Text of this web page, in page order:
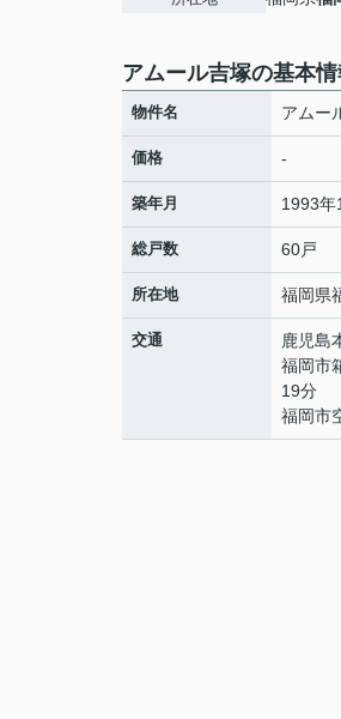
アムール吉塚の基本情
物件名 アムー
価格 -
築年月 1993年
総戸数 60戸
所在地 福岡県
交通 鹿児島
福岡市
19分
福岡市